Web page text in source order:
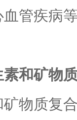
管疾病
素和矿物
物质复